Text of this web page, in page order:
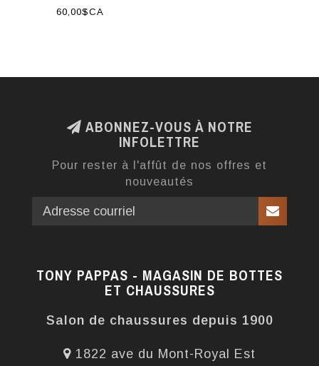
60,00$CA
ABONNEZ-VOUS À NOTRE
INFOLETTRE
Pour rester à l'affût de nos offres et
nouveautés
TONY PAPPAS - MAGASIN DE BOTTES
ET CHAUSSURES
Salon de chaussures depuis 1900
1822 ave du Mont-Royal Est